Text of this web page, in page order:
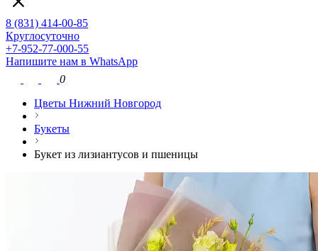
8 (831) 414-00-85
Круглосуточно
+7-952-77-000-55
Напишите нам в WhatsApp
0
Цветы Нижний Новгород
Букеты
Букет из лизиантусов и пшеницы